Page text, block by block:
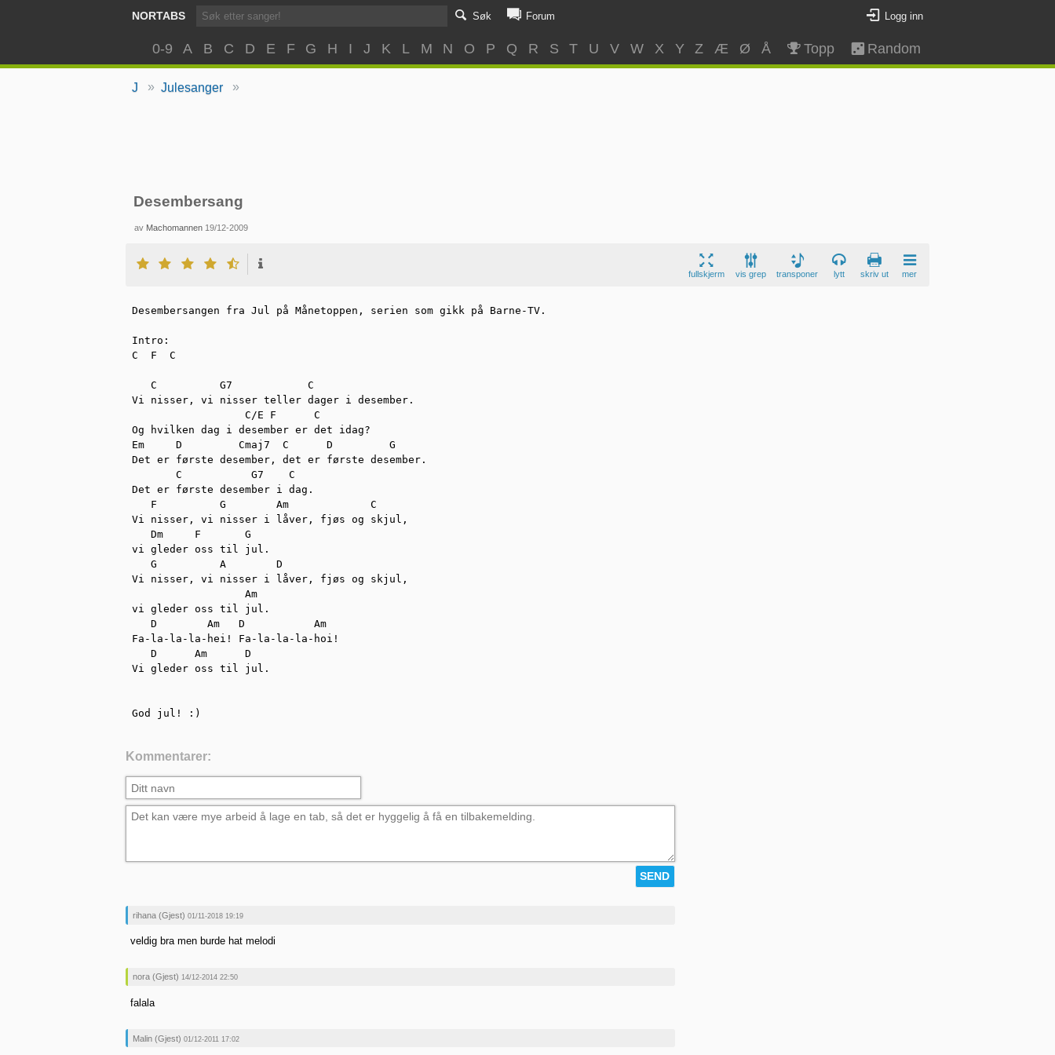
NORTABS Søk Forum Logg inn
0-9 A B C D E F G H I J K L M N O P Q R S T U V W X Y Z Æ Ø Å Topp Random
J » Julesanger »
Desembersang
av Machomannen 19/12-2009
fullskjerm vis grep transponer lytt skriv ut mer
Desembersangen fra Jul på Månetoppen, serien som gikk på Barne-TV.
Intro:
C  F  C
   C          G7            C
Vi nisser, vi nisser teller dager i desember.
                  C/E F      C
Og hvilken dag i desember er det idag?
Em     D         Cmaj7  C      D         G
Det er første desember, det er første desember.
       C           G7    C
Det er første desember i dag.
   F          G        Am             C
Vi nisser, vi nisser i låver, fjøs og skjul,
   Dm     F       G
vi gleder oss til jul.
   G          A        D
Vi nisser, vi nisser i låver, fjøs og skjul,
                  Am
vi gleder oss til jul.
   D        Am   D           Am
Fa-la-la-la-hei! Fa-la-la-la-hoi!
   D      Am      D
Vi gleder oss til jul.
God jul! :)
Kommentarer:
rihana (Gjest) 01/11-2018 19:19
veldig bra men burde hat melodi
nora (Gjest) 14/12-2014 22:50
falala
Malin (Gjest) 01/12-2011 17:02